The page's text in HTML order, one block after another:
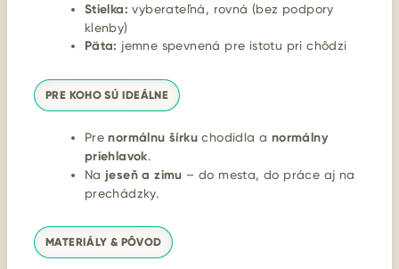
Stielka: vyberateľná, rovná (bez podpory
klenby)
Päta: jemne spevnená pre istotu pri chôdzi
PRE KOHO SÚ IDEÁLNE
Prenormálnu šírku chodidla a normálny
priehlavok.
Na jeseň a zimu – do mesta, do práce aj na
prechádzky.
MATERIÁLY & PÔVOD